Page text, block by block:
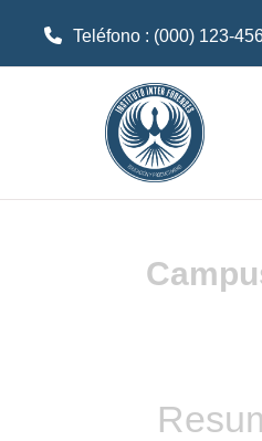
Teléfono : (000) 123-